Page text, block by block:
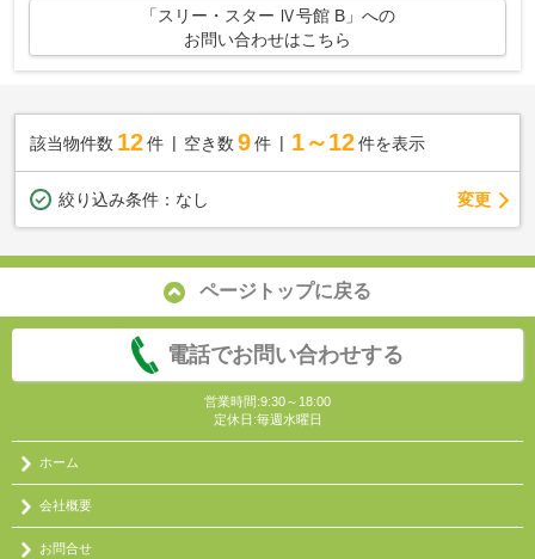
「スリー・スター Ⅳ号館 B」への
お問い合わせはこちら
該当物件数 12件 空き数 9 件 1～12 件を表示
絞り込み条件： なし 変更
ページトップに戻る
電話でお問い合わせする
営業時間:9:30～18:00
定休日:毎週水曜日
ホーム
会社概要
お問合せ